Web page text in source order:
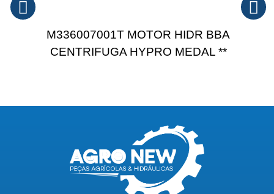
M336007001T MOTOR HIDR BBA
CENTRIFUGA HYPRO MEDAL **